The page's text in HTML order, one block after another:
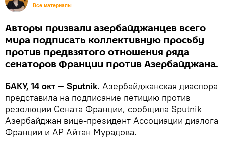
Все материалы
Авторы призвали азербайджанцев всего
мира подписать коллективную просьбу
против предвзятого отношения ряда
сенаторов Франции против Азербайджана.
БАКУ, 14 окт — Sputnik. Азербайджанская диаспора
представила на подписание петицию против
резолюции Сената Франции, сообщила Sputnik
Азербайджан вице-президент Ассоциации диалога
Франции и АР Айтан Мурадова.